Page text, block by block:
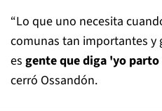
“Lo que uno necesita
comunas tan importantes y
es gente que diga 'yo
cerró Ossandón.